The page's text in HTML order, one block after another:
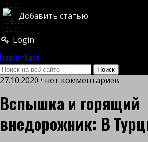
Добавить статью
Login
FreedomNews
27.10.2020 • нет комментариев
Вспышка и горящий
внедорожник: В